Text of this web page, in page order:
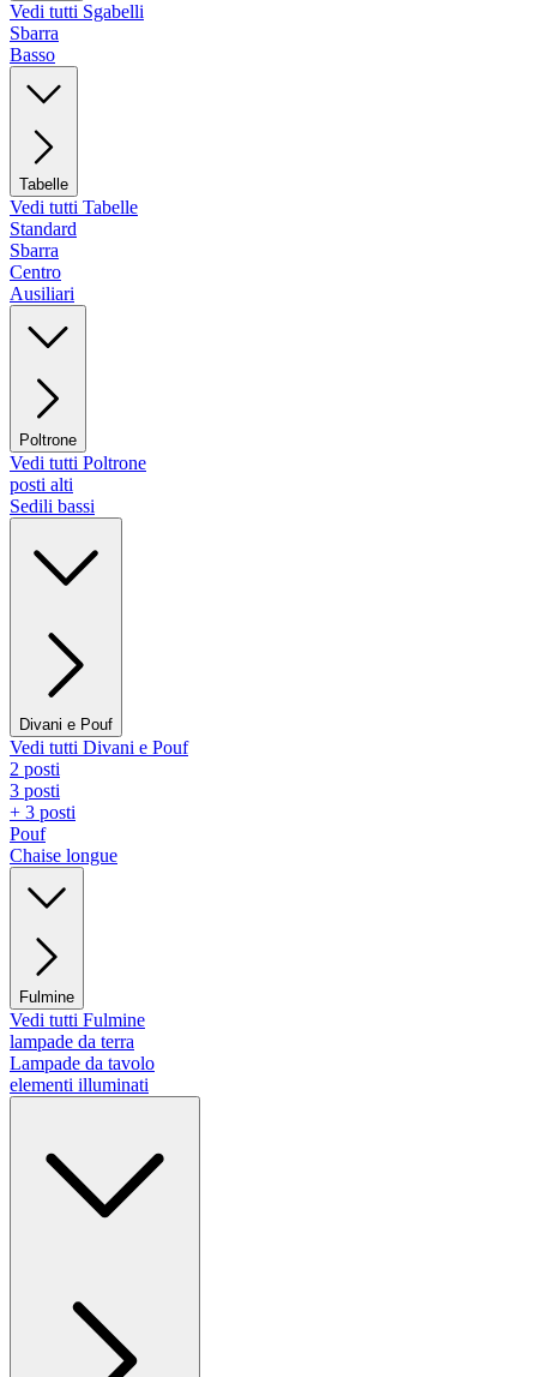
Vedi tutti Sgabelli
Sbarra
Basso
Tabelle
Vedi tutti Tabelle
Standard
Sbarra
Centro
Ausiliari
Poltrone
Vedi tutti Poltrone
posti alti
Sedili bassi
Divani e Pouf
Vedi tutti Divani e Pouf
2 posti
3 posti
+ 3 posti
Pouf
Chaise longue
Fulmine
Vedi tutti Fulmine
lampade da terra
Lampade da tavolo
elementi illuminati